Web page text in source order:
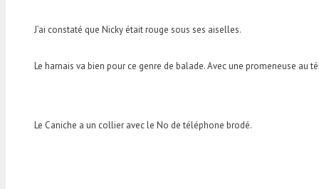
J’ai constaté que Nicky était rouge sous ses aiselles.
Le harnais va bien pour ce genre de balade. Avec une promeneuse au
Le Caniche a un collier avec le No de téléphone brodé.